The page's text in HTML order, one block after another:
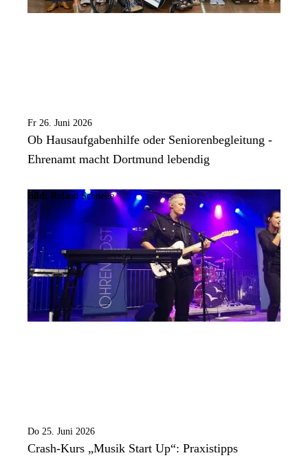
Fr 26. Juni 2026
Ob Hausaufgabenhilfe oder Seniorenbegleitung -
Ehrenamt macht Dortmund lebendig
Bild: Roland Schnelle
Do 25. Juni 2026
Crash-Kurs „Musik Start Up“: Praxistipps